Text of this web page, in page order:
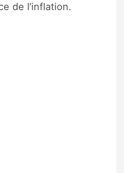
de l’inflation.